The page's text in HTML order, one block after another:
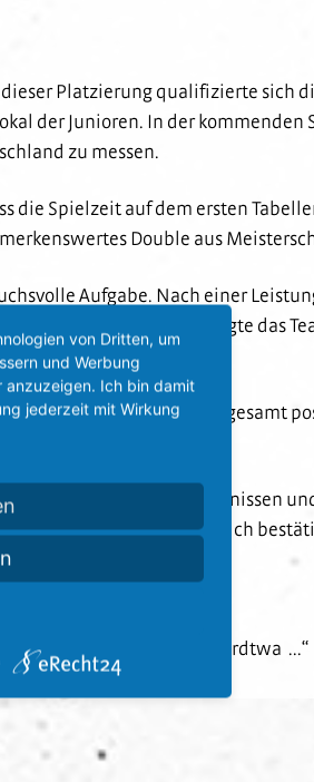
Platzierung qualifizierte sich
der Junioren. In der kommenden
zu messen.
die Spielzeit auf dem ersten
Double aus
Aufgabe. Nach einer
in der Rückrunde zeigte das
rundete damit das insgesamt
Mannschaftsergebnissen
in den Profibereich
gewinnt Mini-WM am Hardtwa ...“
von Dritten, um
und Werbung
Ich bin damit
jederzeit mit Wirkung